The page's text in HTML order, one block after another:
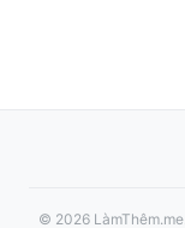
© 2026 LàmThêm.me